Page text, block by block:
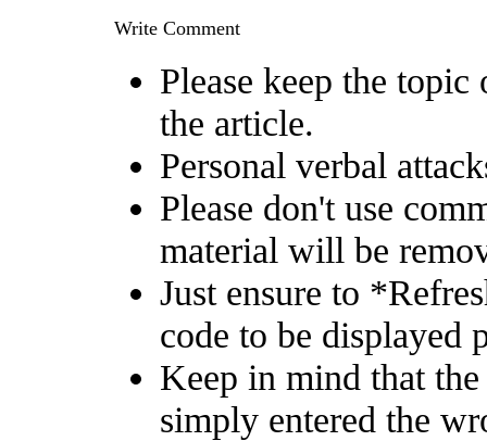
Write Comment
Please keep the
the article.
Personal verbal
Please don't use
material will be
Just ensure to
code to be displayed
Keep in mind that
simply entered the